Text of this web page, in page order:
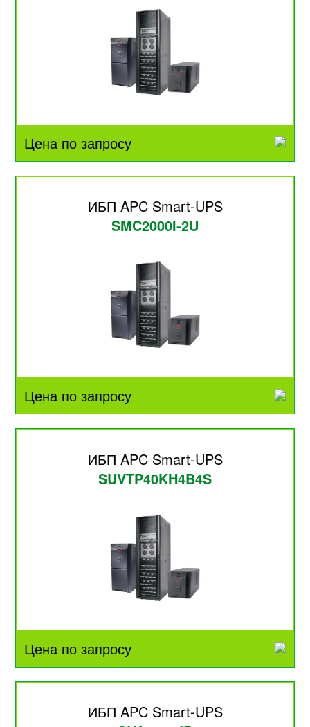
Цена по запросу
ИБП APC Smart-UPS
SMC2000I-2U
Цена по запросу
ИБП APC Smart-UPS
SUVTP40KH4B4S
Цена по запросу
ИБП APC Smart-UPS